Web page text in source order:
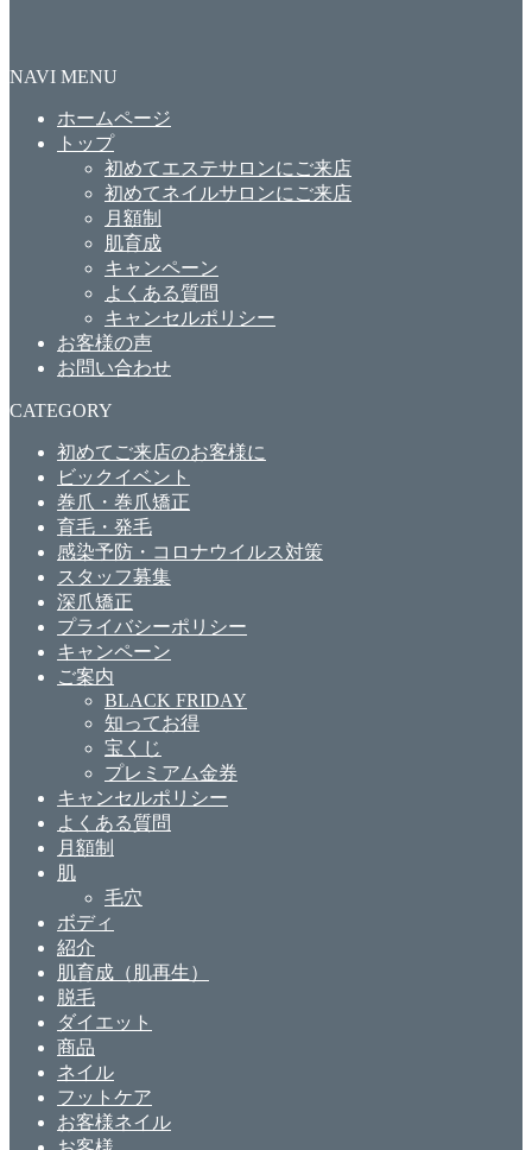
NAVI MENU
ホームページ
トップ
初めてエステサロンにご来店
初めてネイルサロンにご来店
月額制
肌育成
キャンペーン
よくある質問
キャンセルポリシー
お客様の声
お問い合わせ
CATEGORY
初めてご来店のお客様に
ビックイベント
巻爪・巻爪矯正
育毛・発毛
感染予防・コロナウイルス対策
スタッフ募集
深爪矯正
プライバシーポリシー
キャンペーン
ご案内
BLACK FRIDAY
知ってお得
宝くじ
プレミアム金券
キャンセルポリシー
よくある質問
月額制
肌
毛穴
ボディ
紹介
肌育成（肌再生）
脱毛
ダイエット
商品
ネイル
フットケア
お客様ネイル